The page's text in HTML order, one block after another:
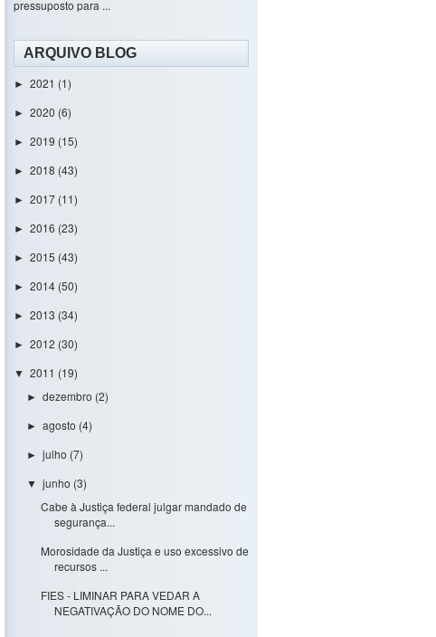
pressuposto para ...
ARQUIVO BLOG
► 2021 (1)
► 2020 (6)
► 2019 (15)
► 2018 (43)
► 2017 (11)
► 2016 (23)
► 2015 (43)
► 2014 (50)
► 2013 (34)
► 2012 (30)
▼ 2011 (19)
►dezembro (2)
►agosto (4)
►julho (7)
▼junho (3)
Cabe à Justiça federal julgar mandado de
segurança...
Morosidade da Justiça e uso excessivo de
recursos ...
FIES - LIMINAR PARA VEDAR A
NEGATIVAÇÃO DO NOME DO...